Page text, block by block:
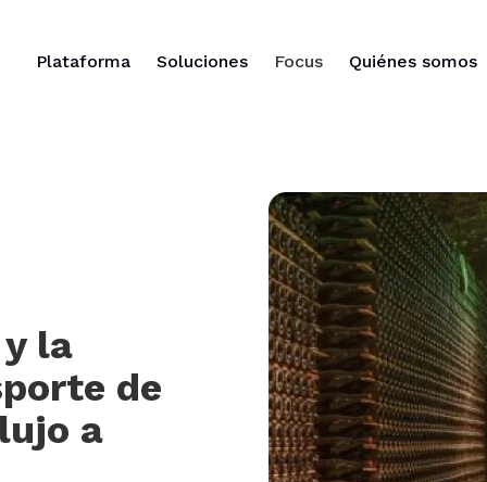
Plataforma Soluciones Focus Quiénes somos
la
de
a